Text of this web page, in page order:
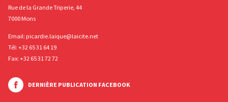
Rue de la Grande Triperie, 44
7000 Mons
Email: picardie.laique@laicite.net
Tél: +32 65 31 64 19
Fax: +32 65 31 72 72
DERNIÈRE PUBLICATION FACEBOOK